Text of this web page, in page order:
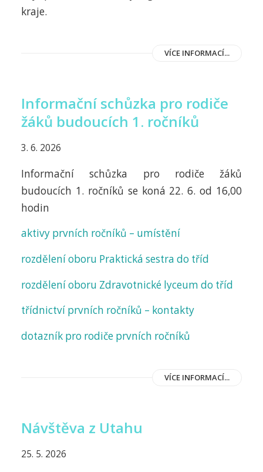
kraje.
VÍCE INFORMACÍ...
Informační schůzka pro rodiče
žáků budoucích 1. ročníků
3. 6. 2026
Informační schůzka pro rodiče žáků
budoucích 1. ročníků se koná 22. 6. od 16,00
hodin
aktivy prvních ročníků – umístění
rozdělení oboru Praktická sestra do tříd
rozdělení oboru Zdravotnické lyceum do tříd
třídnictví prvních ročníků – kontakty
dotazník pro rodiče prvních ročníků
VÍCE INFORMACÍ...
Návštěva z Utahu
25. 5. 2026